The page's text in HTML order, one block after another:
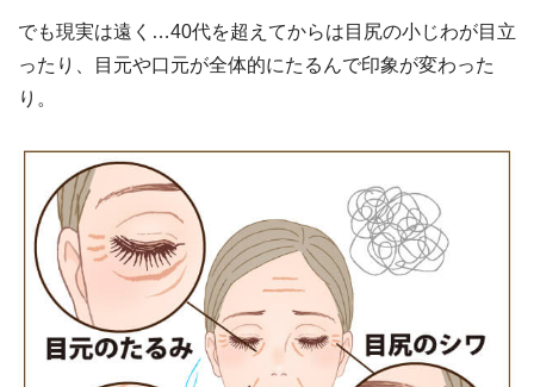
でも現実は遠く…40代を超えてからは目尻の小じわが目立
ったり、目元や口元が全体的にたるんで印象が変わった
り。